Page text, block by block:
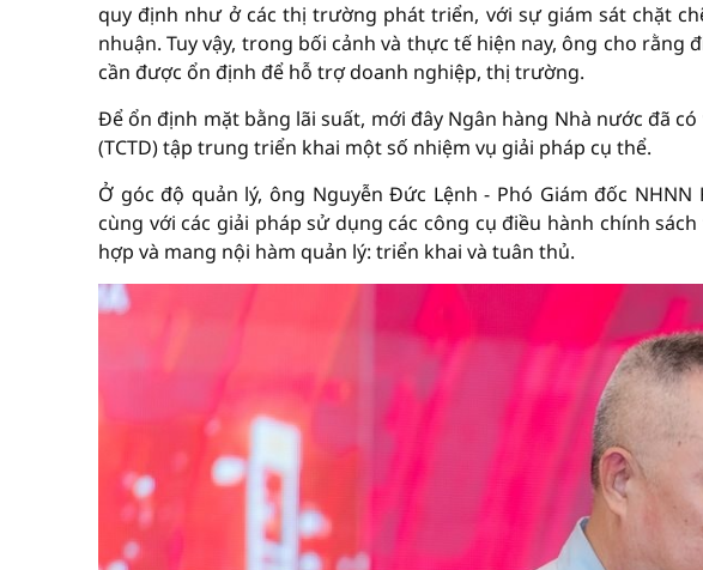
quy định như ở các thị trường phát triển, với sự giám sát chặt
nhuận. Tuy vậy, trong bối cảnh và thực tế hiện nay, ông cho
cần được ổn định để hỗ trợ doanh nghiệp, thị trường.
Để ổn định mặt bằng lãi suất, mới đây Ngân hàng Nhà nước đã
(TCTD) tập trung triển khai một số nhiệm vụ giải pháp cụ thể.
Ở góc độ quản lý, ông Nguyễn Đức Lệnh - Phó Giám đốc
cùng với các giải pháp sử dụng các công cụ điều hành chính
hợp và mang nội hàm quản lý: triển khai và tuân thủ.